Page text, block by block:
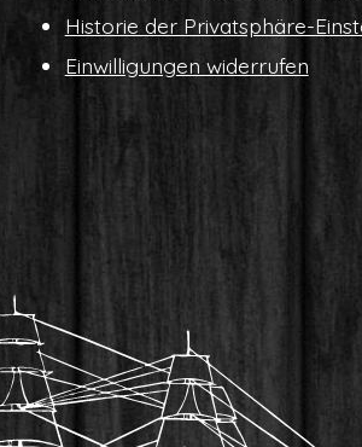
His­to­rie der Privatsphäre-
Ein­wil­li­gun­gen widerrufen